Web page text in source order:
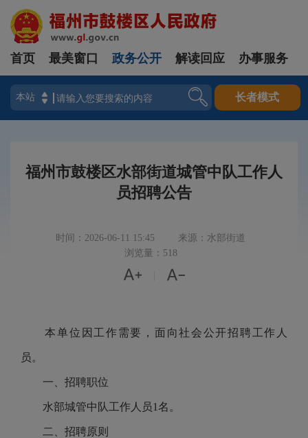
登录
首页 最美窗口 政务公开 解读回应 办事服务
长者模式
福州市鼓楼区水部街道城管中队工作人
员招聘公告
时间：2026-06-11 15:45
来源：水部街道
浏览量：518
 
本单位因工作需要，面向社会公开招聘工作人
员。
一、招聘职位
水部城管中队工作人员1名。
二、招聘原则